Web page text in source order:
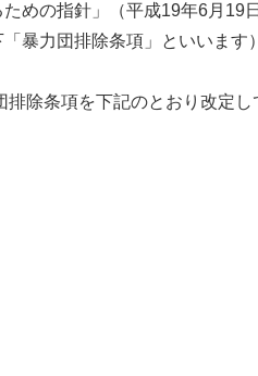
めの指針」（平成19年6月19
暴力団排除条項」といいます
除条項を下記のとおり改定し